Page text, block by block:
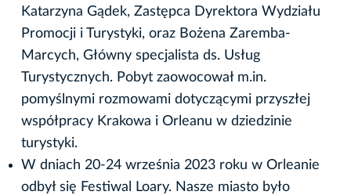
Katarzyna Gądek, Zastępca Dyrektora Wydziału
Promocji i Turystyki, oraz Bożena Zaremba-
Marcych, Główny specjalista ds. Usług
Turystycznych. Pobyt zaowocował m.in.
pomyślnymi rozmowami dotyczącymi przyszłej
współpracy Krakowa i Orleanu w dziedzinie
turystyki.
W dniach 20-24 września 2023 roku w Orleanie
odbył się Festiwal Loary. Nasze miasto było